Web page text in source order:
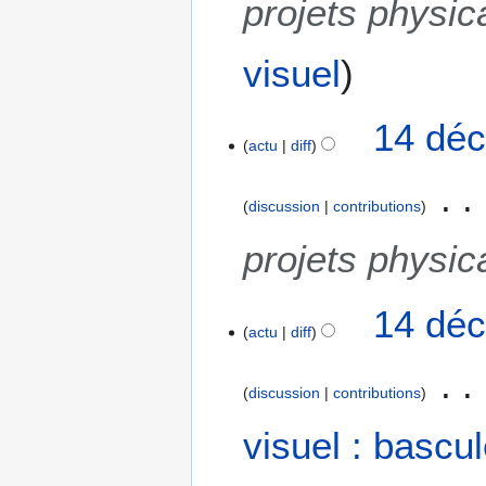
o
n
projets
visuel
actu diff 14
discussion contributions
projets
actu diff 14
discussion
contributions
u
visuel :